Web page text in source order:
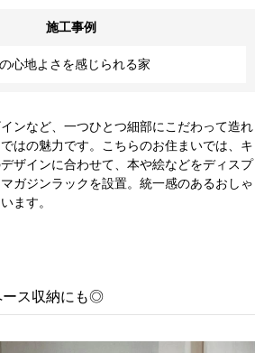
施工事例
心地よさを感じられる家
ンなど、一つひとつ細部にこだわって造れ
はの魅力です。こちらのお住まいでは、キ
ザインに合わせて、本や絵などをディスプ
ガジンラックを設置。統一感のあるおしゃ
ます。
ース収納にも◎